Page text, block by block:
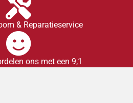
& Reparatieservice
ons met een 9,1